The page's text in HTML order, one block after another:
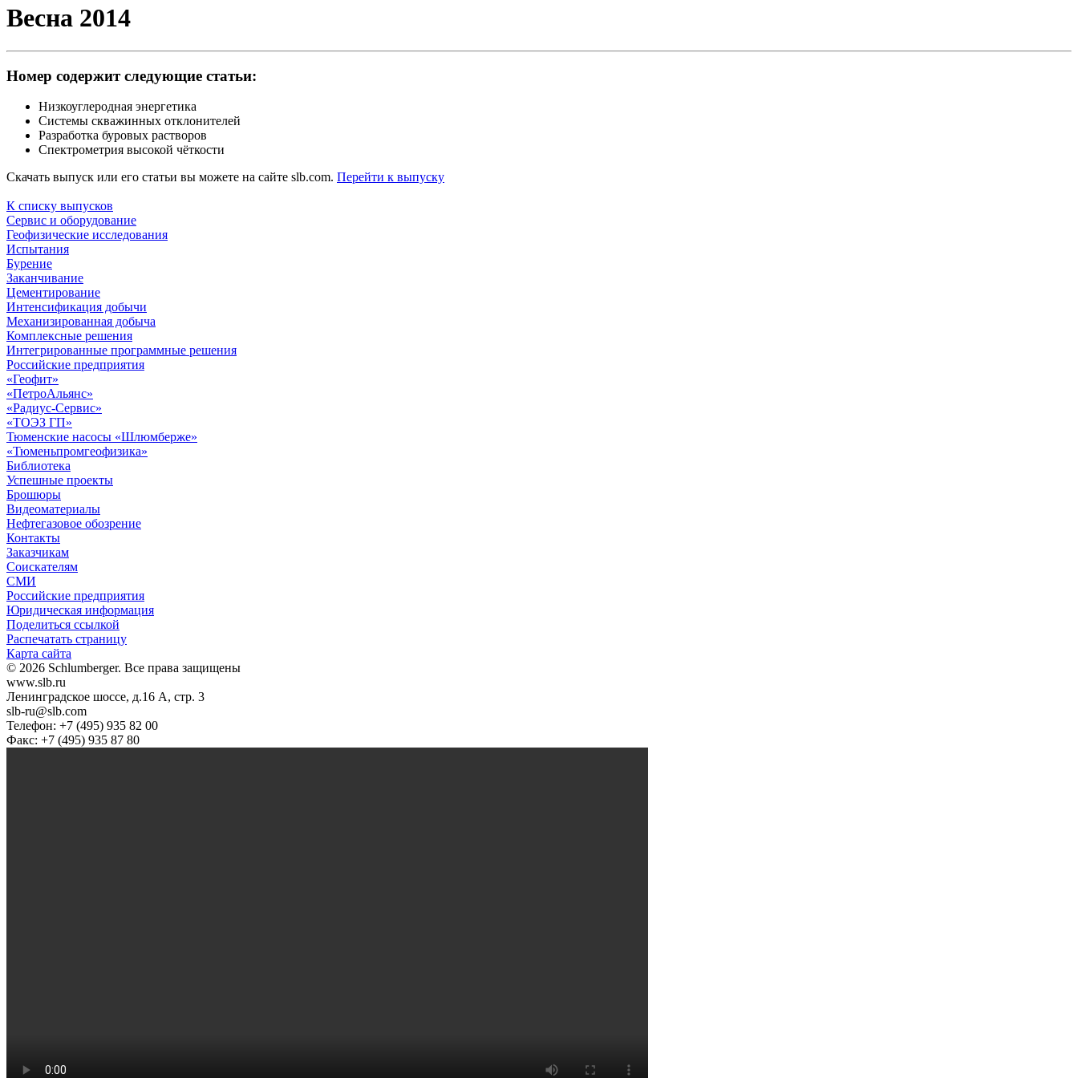
Весна 2014
Номер содержит следующие статьи:
Низкоуглеродная энергетика
Системы скважинных отклонителей
Разработка буровых растворов
Спектрометрия высокой чёткости
Скачать выпуск или его статьи вы можете на сайте slb.com. Перейти к выпуску
К списку выпусков
Сервис и оборудование
Геофизические исследования
Испытания
Бурение
Заканчивание
Цементирование
Интенсификация добычи
Механизированная добыча
Комплексные решения
Интегрированные программные решения
Российские предприятия
«Геофит»
«ПетроАльянс»
«Радиус-Сервис»
«ТОЭЗ ГП»
Тюменские насосы «Шлюмберже»
«Тюменьпромгеофизика»
Библиотека
Успешные проекты
Брошюры
Видеоматериалы
Нефтегазовое обозрение
Контакты
Заказчикам
Соискателям
СМИ
Российские предприятия
Юридическая информация
Поделиться ссылкой
Распечатать страницу
Карта сайта
© 2026 Schlumberger. Все права защищены
www.slb.ru
Ленинградское шоссе, д.16 А, стр. 3
slb-ru@slb.com
Телефон: +7 (495) 935 82 00
Факс: +7 (495) 935 87 80